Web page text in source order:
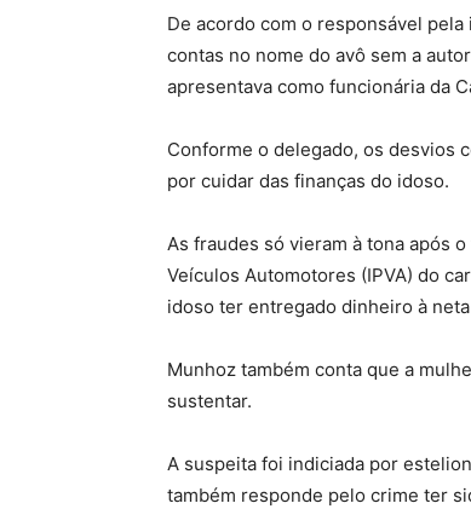
De acordo com o responsável
contas no nome do avô sem a
apresentava como funcionária da
Conforme o delegado, os desvios
por cuidar das finanças do idoso.
As fraudes só vieram à tona após
Veículos Automotores (IPVA) do
idoso ter entregado dinheiro à
Munhoz também conta que a
sustentar.
A suspeita foi indiciada por
também responde pelo crime ter